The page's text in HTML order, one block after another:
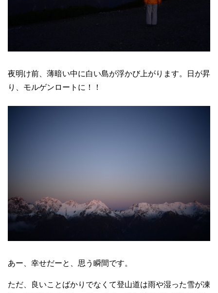
夜明け前、薄暗い中に白い島が浮かび上がります。日が昇
り、モルゲンロートに！！
あー、幸せだーと、思う瞬間です。
ただ、良いことばかりでなくて登山道は雨や湿った雪が凍